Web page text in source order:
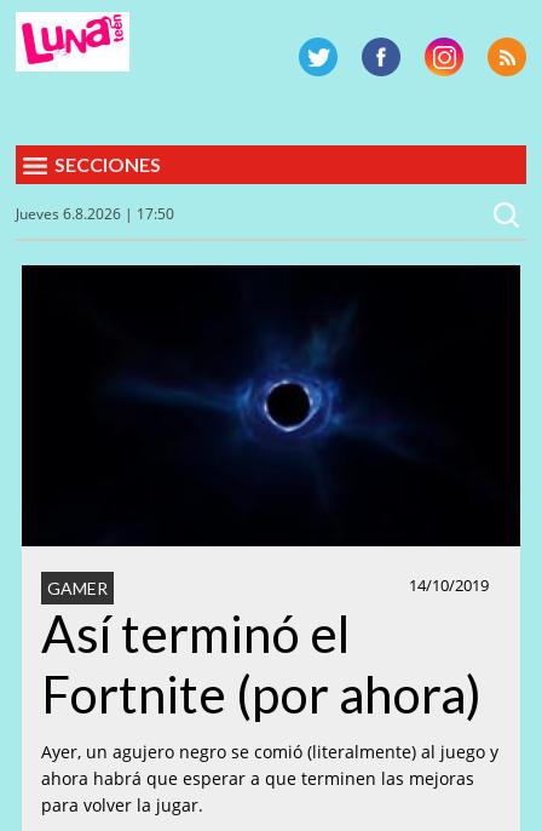
SECCIONES
Jueves 6.8.2026 | 17:50
14/10/2019
GAMER
Así terminó el
Fortnite (por ahora)
Ayer, un agujero negro se comió (literalmente) al juego y
ahora habrá que esperar a que terminen las mejoras
para volver la jugar.